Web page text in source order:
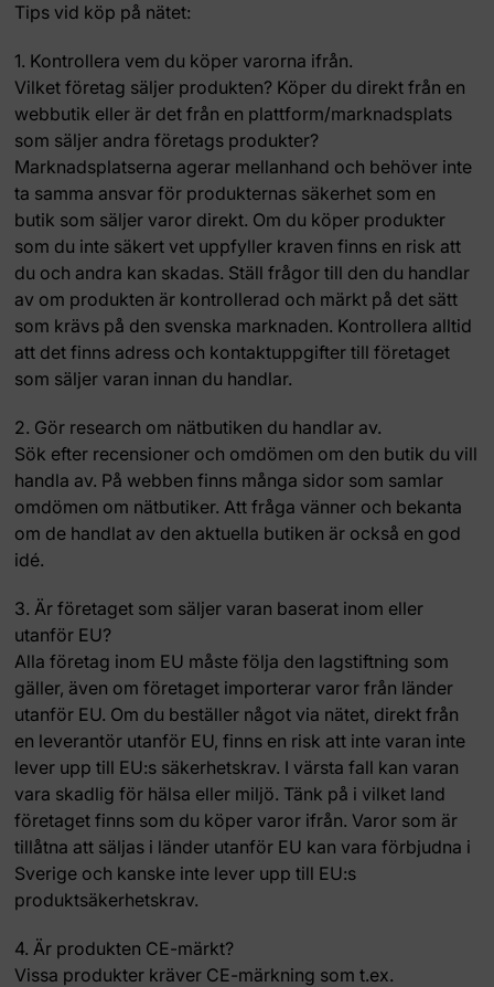
Tips vid köp på nätet:
1. Kontrollera vem du köper varorna ifrån.
Vilket företag säljer produkten? Köper du direkt från en
webbutik eller är det från en plattform/marknadsplats
som säljer andra företags produkter?
Marknadsplatserna agerar mellanhand och behöver inte
ta samma ansvar för produkternas säkerhet som en
butik som säljer varor direkt. Om du köper produkter
som du inte säkert vet uppfyller kraven finns en risk att
du och andra kan skadas. Ställ frågor till den du handlar
av om produkten är kontrollerad och märkt på det sätt
som krävs på den svenska marknaden. Kontrollera alltid
att det finns adress och kontaktuppgifter till företaget
som säljer varan innan du handlar.
2. Gör research om nätbutiken du handlar av.
Sök efter recensioner och omdömen om den butik du vill
handla av. På webben finns många sidor som samlar
omdömen om nätbutiker. Att fråga vänner och bekanta
om de handlat av den aktuella butiken är också en god
idé.
3. Är företaget som säljer varan baserat inom eller
utanför EU?
Alla företag inom EU måste följa den lagstiftning som
gäller, även om företaget importerar varor från länder
utanför EU. Om du beställer något via nätet, direkt från
en leverantör utanför EU, finns en risk att inte varan inte
lever upp till EU:s säkerhetskrav. I värsta fall kan varan
vara skadlig för hälsa eller miljö. Tänk på i vilket land
företaget finns som du köper varor ifrån. Varor som är
tillåtna att säljas i länder utanför EU kan vara förbjudna i
Sverige och kanske inte lever upp till EU:s
produktsäkerhetskrav.
4. Är produkten CE-märkt?
Vissa produkter kräver CE-märkning som t.ex.